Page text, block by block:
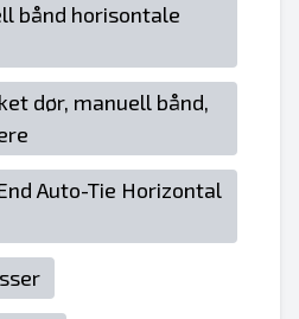
bånd horisontale
dør, manuell bånd,
Auto-Tie Horizontal